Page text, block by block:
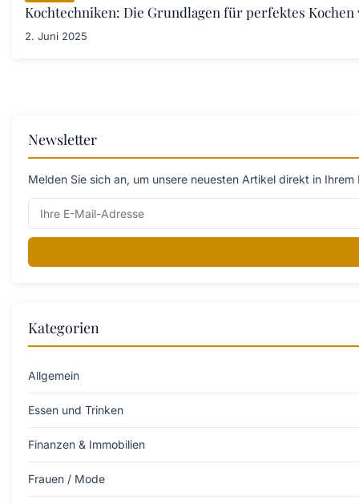
Kochtechniken: Die Grundlagen für perfektes Kochen
2. Juni 2025
Newsletter
Melden Sie sich an, um unsere neuesten Artikel direkt in
Kategorien
Allgemein
Essen und Trinken
Finanzen & Immobilien
Frauen / Mode